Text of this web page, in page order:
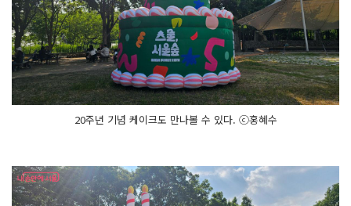
20주년 기념 케이크도 만나볼 수 있다. ⓒ홍혜수